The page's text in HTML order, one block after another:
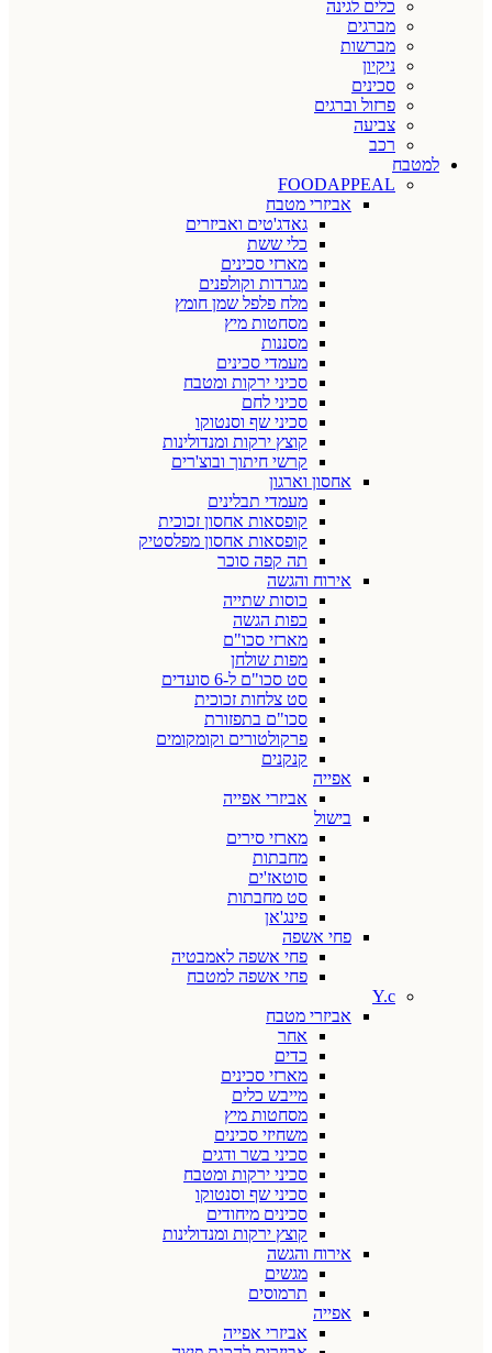
כלים לגינה
מברגים
מברשות
ניקיון
סכינים
פרזול וברגים
צביעה
רכב
למטבח
FOODAPPEAL
אביזרי מטבח
גאדג'טים ואביזרים
כלי ששת
מארזי סכינים
מגרדות וקולפנים
מלח פלפל שמן חומץ
מסחטות מיץ
מסננות
מעמדי סכינים
סכיני ירקות ומטבח
סכיני לחם
סכיני שף וסנטוקו
קוצץ ירקות ומנדולינות
קרשי חיתוך ובוצ'רים
אחסון וארגון
מעמדי תבלינים
קופסאות אחסון זכוכית
קופסאות אחסון מפלסטיק
תה קפה סוכר
אירוח והגשה
כוסות שתייה
כפות הגשה
מארזי סכו"ם
מפות שולחן
סט סכו"ם ל-6 סועדים
סט צלחות זכוכית
סכו"ם בתפזורת
פרקולטורים וקומקומים
קנקנים
אפייה
אביזרי אפייה
בישול
מארזי סירים
מחבתות
סוטאז'ים
סט מחבתות
פינג'אן
פחי אשפה
פחי אשפה לאמבטיה
פחי אשפה למטבח
Y.c
אביזרי מטבח
אחר
כדים
מארזי סכינים
מייבש כלים
מסחטות מיץ
משחיזי סכינים
סכיני בשר ודגים
סכיני ירקות ומטבח
סכיני שף וסנטוקו
סכינים מיחודים
קוצץ ירקות ומנדולינות
אירוח והגשה
מגשים
תרמוסים
אפייה
אביזרי אפייה